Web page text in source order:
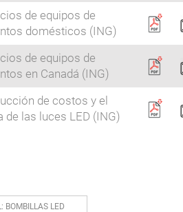
de equipos de
domésticos (ING)
de equipos de
en Canadá (ING)
de costos y el
de las luces LED (ING)
BOMBILLAS LED